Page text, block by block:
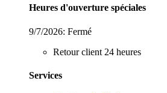
Heures d'ouverture spéciales
9/7/2026: Fermé
Retour client 24 heures
Services